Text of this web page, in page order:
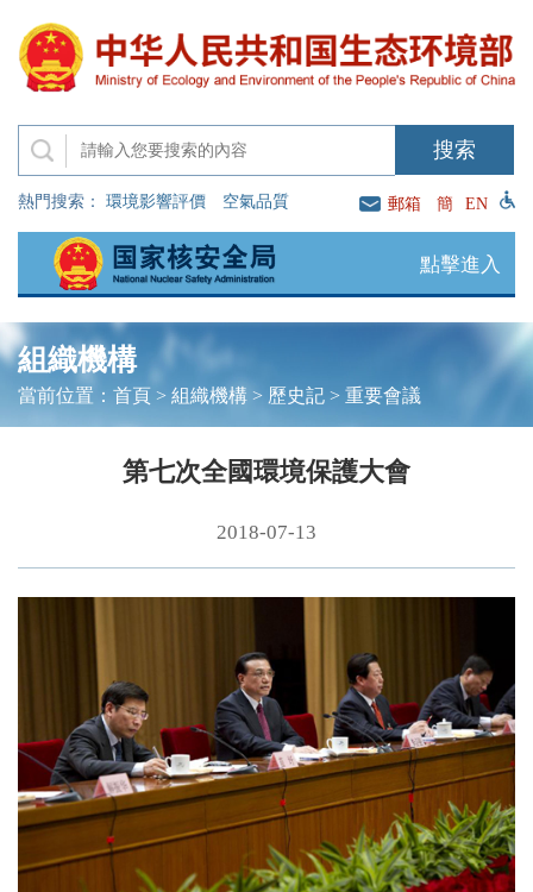
熱門搜索： 環境影響評價 空氣品質 郵箱 簡 EN
點擊進入
組織機構
當前位置： 首頁> 組織機構> 歷史記> 重要會議
第七次全國環境保護大會
2018-07-13